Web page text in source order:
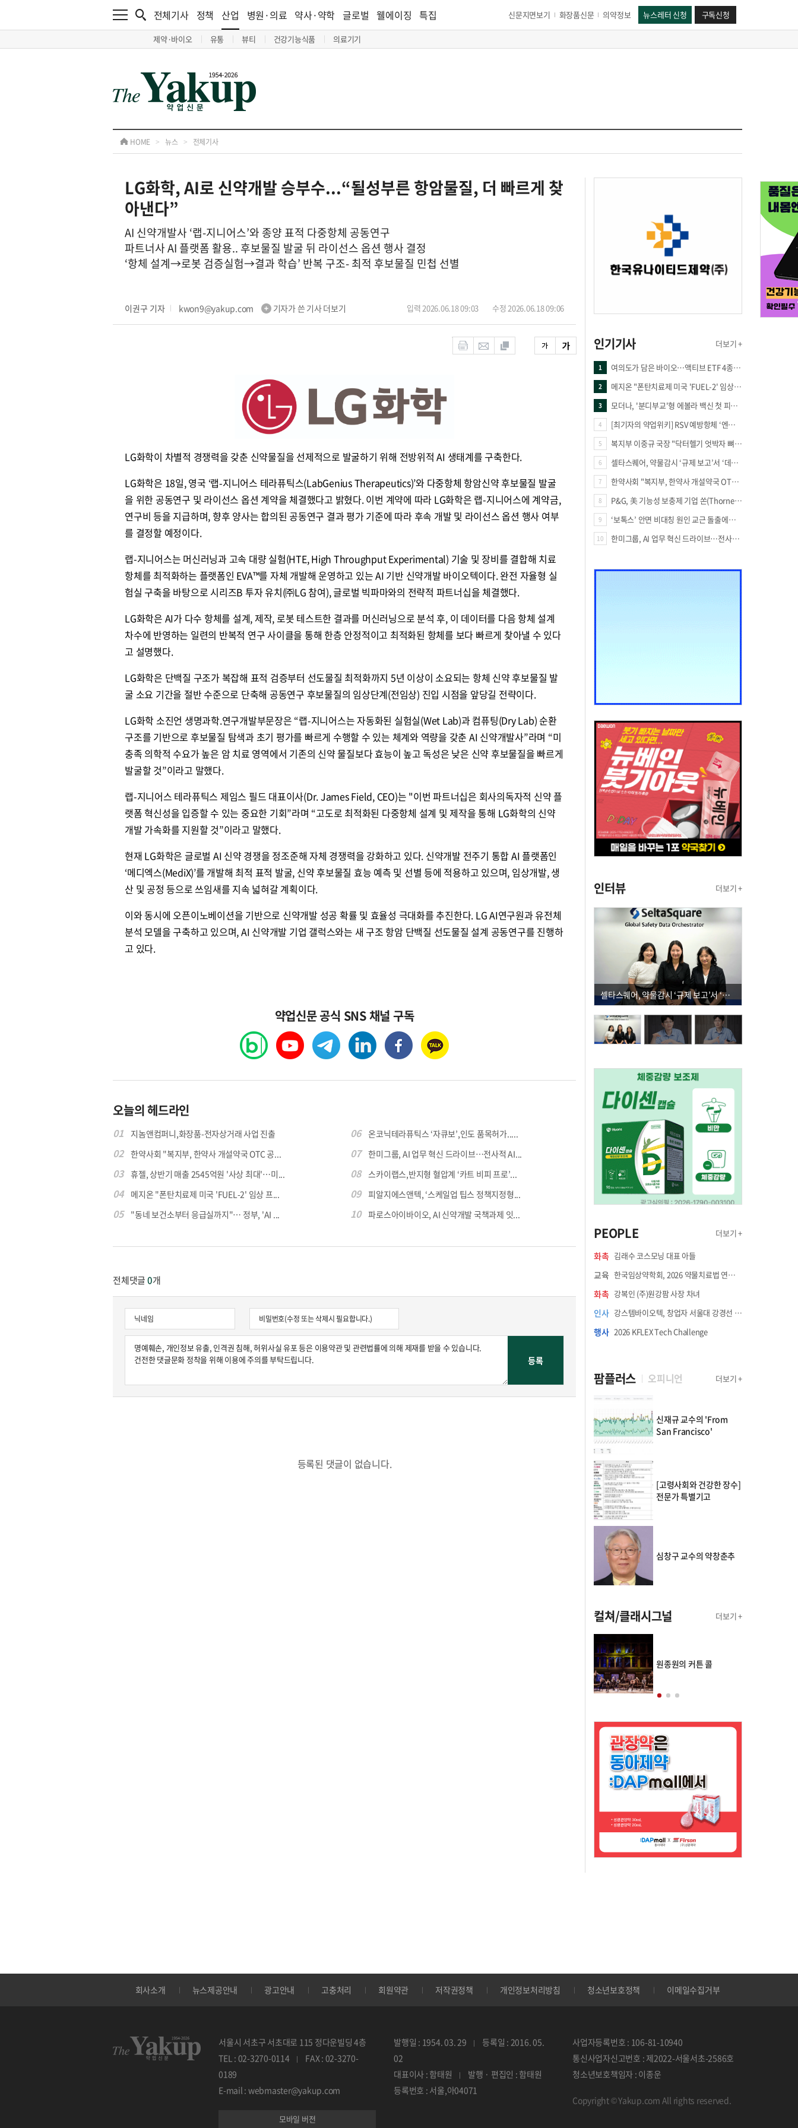
전체기사 정책 산업
제약·바이오 유통 뷰티 건강기능식품 의료기기
병원·의료 약사·약학 글로벌 웰에이징 특집 신문지면보기 화장품신문 의약정보 뉴스레터 신청 구독신청
HOME > 뉴스 > 전체기사
LG화학, AI로 신약개발 승부수...“될성부른 항암물질, 더 빠르게 찾
아낸다”
AI 신약개발사 ‘랩-지니어스’와 종양 표적 다중항체 공동연구
파트너사 AI 플랫폼 활용.. 후보물질 발굴 뒤 라이선스 옵션 행사 결정
‘항체 설계→로봇 검증실험→결과 학습’ 반복 구조- 최적 후보물질 민첩 선별
이권구 기자 kwon9@yakup.com 기자가 쓴 기사 더보기 입력 2026.06.18 09:03 수정 2026.06.18 09:06
LG화학이 차별적 경쟁력을 갖춘 신약물질을 선제적으로 발굴하기 위해 전방위적 AI 생태계를 구축한다.
LG화학은 18일, 영국 ‘랩-지니어스 테라퓨틱스(LabGenius Therapeutics)’와 다중항체 항암신약 후보물질 발굴
을 위한 공동연구 및 라이선스 옵션 계약을 체결했다고 밝혔다. 이번 계약에 따라 LG화학은 랩-지니어스에 계약금,
연구비 등을 지급하며, 향후 양사는 합의된 공동연구 결과 평가 기준에 따라 후속 개발 및 라이선스 옵션 행사 여부
를 결정할 예정이다.
랩-지니어스는 머신러닝과 고속 대량 실험(HTE, High Throughput Experimental) 기술 및 장비를 결합해 치료
항체를 최적화하는 플랫폼인 EVA™를 자체 개발해 운영하고 있는 AI 기반 신약개발 바이오텍이다. 완전 자율형 실
험실 구축을 바탕으로 시리즈B 투자 유치(㈜LG 참여), 글로벌 빅파마와의 전략적 파트너십을 체결했다.
LG화학은 AI가 다수 항체를 설계, 제작, 로봇 테스트한 결과를 머신러닝으로 분석 후, 이 데이터를 다음 항체 설계
차수에 반영하는 일련의 반복적 연구 사이클을 통해 한층 안정적이고 최적화된 항체를 보다 빠르게 찾아낼 수 있다
고 설명했다.
LG화학은 단백질 구조가 복잡해 표적 검증부터 선도물질 최적화까지 5년 이상이 소요되는 항체 신약 후보물질 발
굴 소요 기간을 절반 수준으로 단축해 공동연구 후보물질의 임상단계(전임상) 진입 시점을 앞당길 전략이다.
LG화학 소진언 생명과학.연구개발부문장은 “랩-지니어스는 자동화된 실험실(Wet Lab)과 컴퓨팅(Dry Lab) 순환
구조를 기반으로 후보물질 탐색과 초기 평가를 빠르게 수행할 수 있는 체계와 역량을 갖춘 AI 신약개발사”라며 “미
충족 의학적 수요가 높은 암 치료 영역에서 기존의 신약 물질보다 효능이 높고 독성은 낮은 신약 후보물질을 빠르게
발굴할 것”이라고 말했다.
랩-지니어스 테라퓨틱스 제임스 필드 대표이사(Dr. James Field, CEO)는 "이번 파트너십은 회사의독자적 신약 플
랫폼 혁신성을 입증할 수 있는 중요한 기회”라며 “고도로 최적화된 다중항체 설계 및 제작을 통해 LG화학의 신약
개발 가속화를 지원할 것”이라고 말했다.
현재 LG화학은 글로벌 AI 신약 경쟁을 정조준해 자체 경쟁력을 강화하고 있다. 신약개발 전주기 통합 AI 플랫폼인
‘메디엑스(MediX)’를 개발해 최적 표적 발굴, 신약 후보물질 효능 예측 및 선별 등에 적용하고 있으며, 임상개발, 생
산 및 공정 등으로 쓰임새를 지속 넓혀갈 계획이다.
이와 동시에 오픈이노베이션을 기반으로 신약개발 성공 확률 및 효율성 극대화를 추진한다. LG AI연구원과 유전체
분석 모델을 구축하고 있으며, AI 신약개발 기업 갤럭스와는 새 구조 항암 단백질 선도물질 설계 공동연구를 진행하
고 있다.
약업신문 공식 SNS 채널 구독
오늘의 헤드라인
01 지놈앤컴퍼니,화장품-전자상거래 사업 진출
02 한약사회 "복지부, 한약사 개설약국 OTC 공...
03 휴젤, 상반기 매출 2545억원 '사상 최대'…미...
04 메지온 "폰탄치료제 미국 'FUEL-2' 임상 프...
05 "동네 보건소부터 응급실까지"… 정부, 'AI ...
06 온코닉테라퓨틱스 ‘자큐보’,인도 품목허가.....
07 한미그룹, AI 업무 혁신 드라이브…전사적 AI...
08 스카이랩스,반지형 혈압계 ‘카트 비피 프로’...
09 피알지에스앤텍, ‘스케일업 팁스 정책지정형...
10 파로스아이바이오, AI 신약개발 국책과제 잇...
전체댓글0개
등록된 댓글이 없습니다.
인기기사 더보기 +
1 여의도가 담은 바이오…액티브 ETF 4종의 선택은
2 메지온 "폰탄치료제 미국 'FUEL-2' 임상 프로토콜 영국 승인"
3 모더나, '분디부교'형 에볼라 백신 첫 피험자 접종
4 [최기자의 약업위키] RSV 예방항체 ‘엔플론시아’
5 복지부 이중규 국장 "닥터헬기 엇박자 뼈아파… 외상체계 전면 재정립"
6 셀타스퀘어, 약물감시 ‘규제 보고’서 ‘데이터 의사결정’으로 "PVX 전환 요구 커진다"
7 한약사회 "복지부, 한약사 개설약국 OTC 공급 방해 더는 방관 말아야"
8 P&G, 美 기능성 보충제 기업 쏜(Thorne) 인수
9 ‘보톡스’ 안면 비대칭 원인 교근 돌출에도 사용?
10 한미그룹, AI 업무 혁신 드라이브…전사적 AI 활용 문화 구축
인터뷰 더보기 +
셀타스퀘어, 약물감시 ‘규제 보고’서 ‘데이터 의사결정’으로 "PVX 전환 요구 커진다"
PEOPLE 더보기 +
화촉 김래수 코스모닝 대표 아들
교육 한국임상약학회, 2026 약물치료법 연수강좌 8월 21일 개최
화촉 강복인 (주)원강팜 사장 차녀
인사 강스템바이오텍, 창업자 서울대 강경선 교수 최고과학책임자 선임
행사 2026 KFLEX Tech Challenge
팜플러스 오피니언 더보기 +
신재규 교수의 'From
San Francisco'
[고령사회와 건강한 장수]
전문가 특별기고
심창구 교수의 약창춘추
컬쳐/클래시그널 더보기 +
원종원의 커튼 콜
회사소개 뉴스제공안내 광고안내 고충처리 회원약관 저작권정책 개인정보처리방침 청소년보호정책 이메일수집거부
서울시 서초구 서초대로 115 정다운빌딩 4층
TEL : 02-3270-0114
FAX : 02-3270-
0189
E-mail : webmaster@yakup.com
모바일 버전
발행일 : 1954. 03. 29
등록일 : 2016. 05.
02
대표이사 : 함태원
발행 · 편집인 : 함태원
등록번호 : 서울,아04071
사업자등록번호 : 106-81-10940
통신사업자신고번호 : 제2022-서울서초-2586호
청소년보호책임자 : 이종운
Copyright © Yakup.com All rights reserved.